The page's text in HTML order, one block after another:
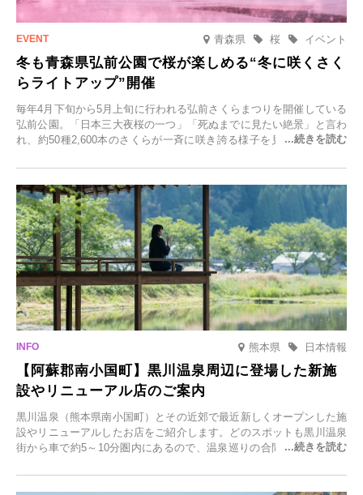
青森県 イベント
桜
冬も青森県弘前公園で桜が楽しめる“冬に咲くさく
らライトアップ”開催
毎年4月下旬から5月上旬に行われる弘前さくらまつりを開催している
弘前公園。「日本三大夜桜の一つ」「死ぬまでに見たい絶景」と言わ
れ、約50種2,600本のさくらが一斉に咲き誇る様子を見に、世界中か
日(月)～2026年2月28日(土)の期間、「冬に咲くさくらライトアップ」
を開催します。
熊本県 日本情報
【阿蘇郡南小国町】黒川温泉周辺に登場した新施
設やリニューアル店のご案内
黒川温泉（熊本県南小国町）とその近郊で最近新しくオープンした施
設やリニューアルしたお店をご紹介します。どのスポットも黒川温泉
街から車で約5～10分圏内にあるので、温泉巡りの合間に気軽に立ち
元食材にこだわったレストランなど、多彩な魅力が満載です。黒川温